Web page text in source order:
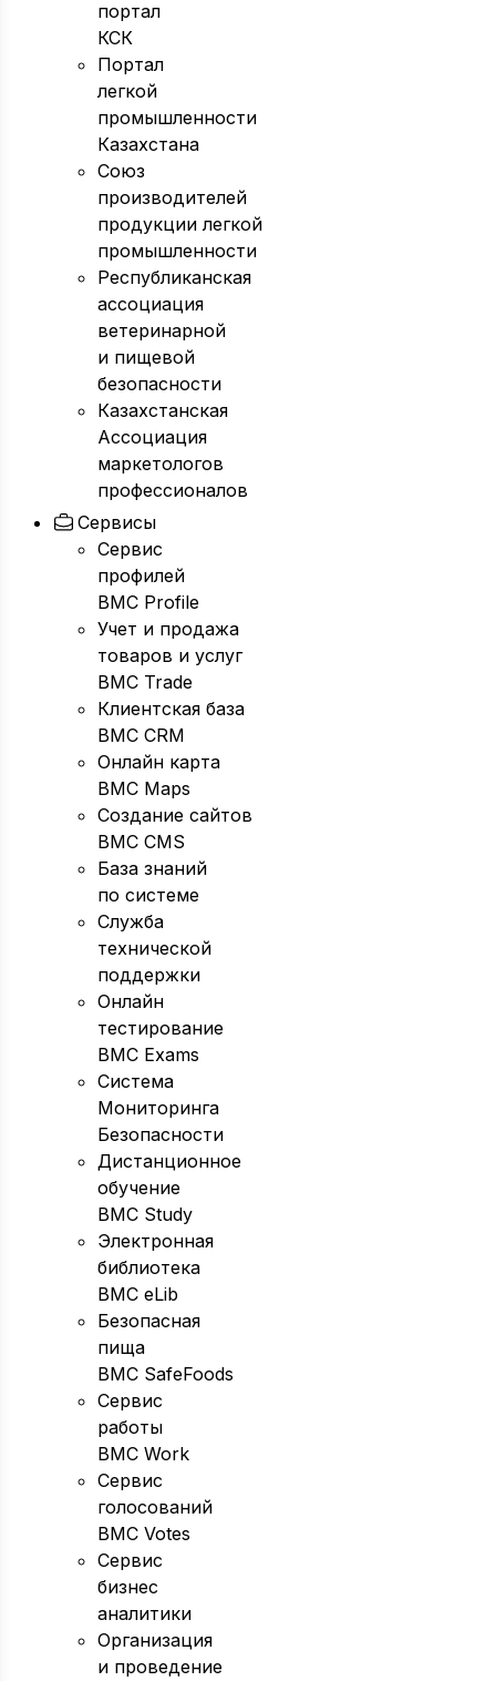
портал
КСК
Портал
легкой
промышленности
Казахстана
Союз
производителей
продукции легкой
промышленности
Республиканская
ассоциация
ветеринарной
и пищевой
безопасности
Казахстанская
Ассоциация
маркетологов
профессионалов
Сервисы
Сервис
профилей
BMC Profile
Учет и продажа
товаров и услуг
BMC Trade
Клиентская база
BMC CRM
Онлайн карта
BMC Maps
Создание сайтов
BMC CMS
База знаний
по системе
Служба
технической
поддержки
Онлайн
тестирование
BMC Exams
Система
Мониторинга
Безопасности
Дистанционное
обучение
BMC Study
Электронная
библиотека
BMC eLib
Безопасная
пища
BMC SafeFoods
Сервис
работы
BMC Work
Сервис
голосований
BMC Votes
Сервис
бизнес
аналитики
Организация
и проведение